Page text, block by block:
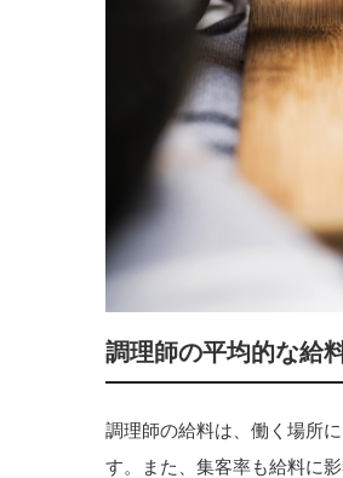
調理師の平均的な給
調理師の給料は、働く場所
す。また、集客率も給料に影